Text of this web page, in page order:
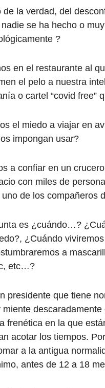
la verdad, del
se ha hecho o
?
en el restaurante al
el pelo a nuestra
o cartel “covid free”
el miedo a viajar en
impongan usar?
a confiar en un
con miles de
de los compañeros
es ¿cuándo…?
¿Cuándo
a
etc…?
presidente que tiene
frenética en la que
acotar los tiempos.
a la antigua
antes de 12 a 18